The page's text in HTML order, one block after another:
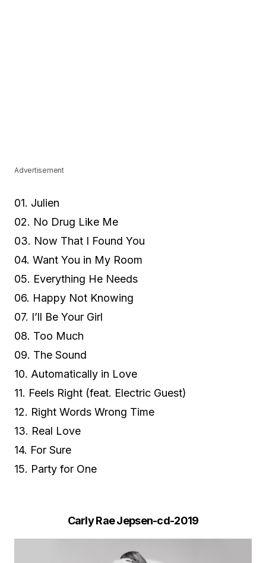
Advertisement
01. Julien
02. No Drug Like Me
03. Now That I Found You
04. Want You in My Room
05. Everything He Needs
06. Happy Not Knowing
07. I’ll Be Your Girl
08. Too Much
09. The Sound
10. Automatically in Love
11. Feels Right (feat. Electric Guest)
12. Right Words Wrong Time
13. Real Love
14. For Sure
15. Party for One
Carly Rae Jepsen-cd-2019